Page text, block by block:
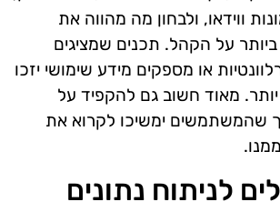
ווידאו, ולבחון מה מהווה את
על הקהל. תכנים שמציגים
או מספקים מידע שימושי יזכו
מאוד חשוב גם להקפיד על
שהמשתמשים ימשיכו לקרוא את
לניתוח נתונים